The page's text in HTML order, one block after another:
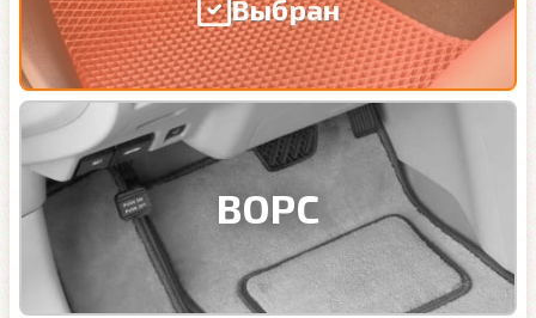
Выбран
ВОРС